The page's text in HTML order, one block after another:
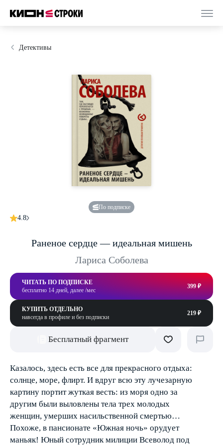
Детективы
По подписке
4.8
Раненое сердце — идеальная мишень
Лариса Соболева
ЧИТАТЬ ПО ПОДПИСКЕ
бесплатно 14 дней, далее /мес
399 ₽
КУПИТЬ ОТДЕЛЬНО
навсегда в профиле и без подписки
219 ₽
Бесплатный фрагмент
Казалось, здесь есть все для прекрасного отдыха:
солнце, море, флирт. И вдруг всю эту лучезарную
картину портит жуткая весть: из моря одно за
другим были выловлены тела тpex молодых
женщин, умерших насильственной смертью…
Похоже, в пансионате «Южная ночь» орудует
маньяк! Юный сотрудник милиции Всеволод под